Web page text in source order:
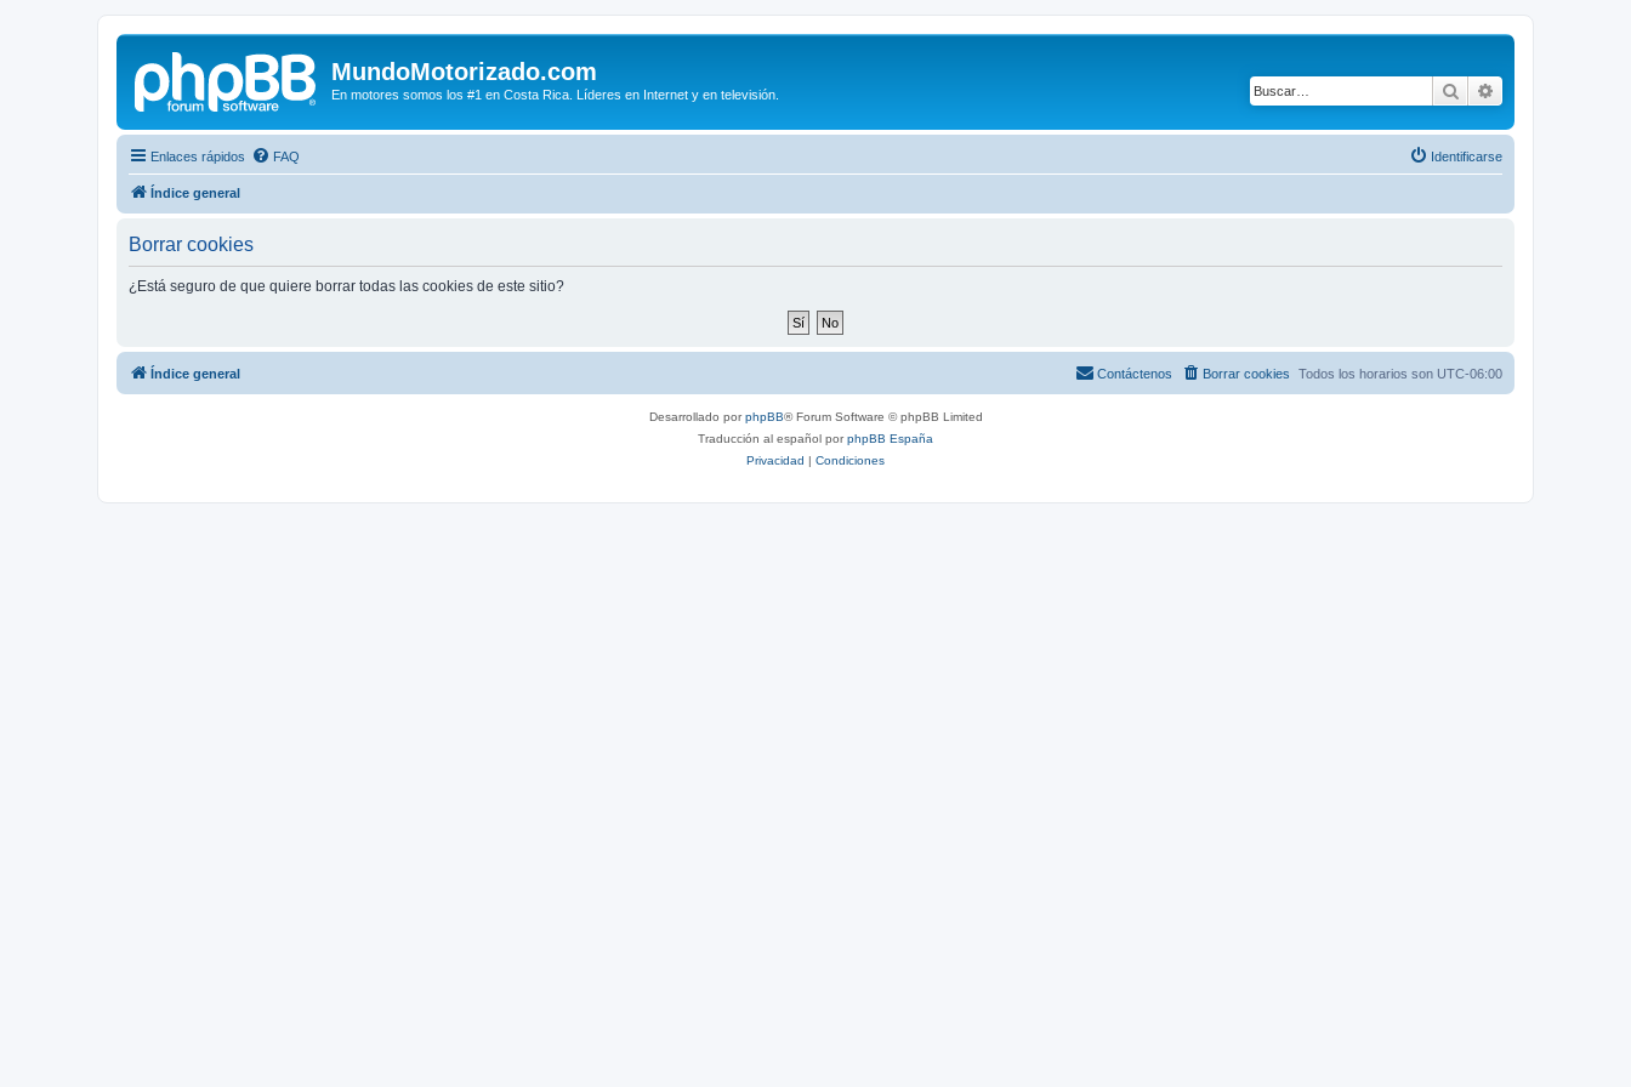
MundoMotorizado.com
En motores somos los #1 en Costa Rica. Líderes en Internet y en televisión. Buscar
Enlaces rápidos FAQ Identificarse
Índice general
Borrar cookies
¿Está seguro de que quiere borrar todas las cookies de este sitio?
Índice general Todos los horarios son UTC-06:00
Borrar cookies
Contáctenos
Desarrollado porphpBB® Forum Software © phpBB Limited
Traducción al español porphpBB España
Privacidad | Condiciones